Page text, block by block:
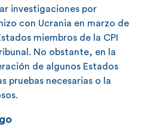
investigaciones por
con Ucrania en marzo de
miembros de la CPI
No obstante, en la
de algunos Estados
pruebas necesarias o la